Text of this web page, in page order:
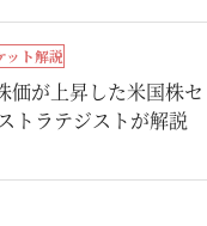
ット解説
価が上昇した米国株セ
トラテジストが解説